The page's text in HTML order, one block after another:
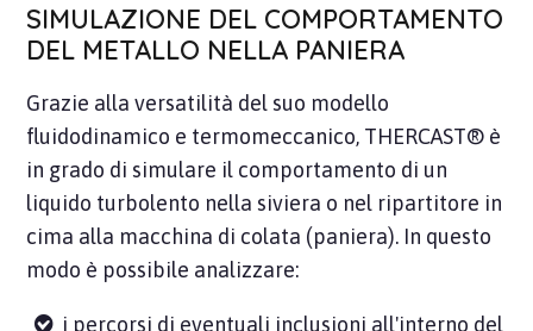
SIMULAZIONE DEL COMPORTAMENTO
DEL METALLO NELLA PANIERA
Grazie alla versatilità del suo modello
fluidodinamico e termomeccanico, THERCAST® è
in grado di simulare il comportamento di un
liquido turbolento nella siviera o nel ripartitore in
cima alla macchina di colata (paniera). In questo
modo è possibile analizzare:
i percorsi di eventuali inclusioni all'interno del